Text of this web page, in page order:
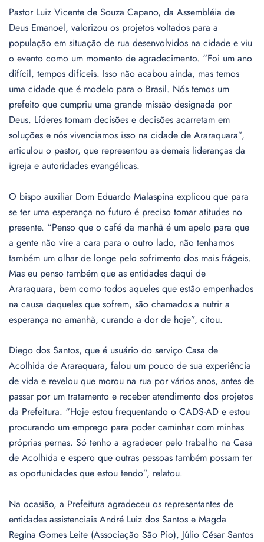
Pastor Luiz Vicente de Souza Capano, da Assembléia de
Deus Emanoel, valorizou os projetos voltados para a
população em situação de rua desenvolvidos na cidade e viu
o evento como um momento de agradecimento. “Foi um ano
difícil, tempos difíceis. Isso não acabou ainda, mas temos
uma cidade que é modelo para o Brasil. Nós temos um
prefeito que cumpriu uma grande missão designada por
Deus. Líderes tomam decisões e decisões acarretam em
soluções e nós vivenciamos isso na cidade de Araraquara”,
articulou o pastor, que representou as demais lideranças da
igreja e autoridades evangélicas.
O bispo auxiliar Dom Eduardo Malaspina explicou que para
se ter uma esperança no futuro é preciso tomar atitudes no
presente. “Penso que o café da manhã é um apelo para que
a gente não vire a cara para o outro lado, não tenhamos
também um olhar de longe pelo sofrimento dos mais frágeis.
Mas eu penso também que as entidades daqui de
Araraquara, bem como todos aqueles que estão empenhados
na causa daqueles que sofrem, são chamados a nutrir a
esperança no amanhã, curando a dor de hoje”, citou.
Diego dos Santos, que é usuário do serviço Casa de
Acolhida de Araraquara, falou um pouco de sua experiência
de vida e revelou que morou na rua por vários anos, antes de
passar por um tratamento e receber atendimento dos projetos
da Prefeitura. “Hoje estou frequentando o CADS-AD e estou
procurando um emprego para poder caminhar com minhas
próprias pernas. Só tenho a agradecer pelo trabalho na Casa
de Acolhida e espero que outras pessoas também possam ter
as oportunidades que estou tendo”, relatou.
Na ocasião, a Prefeitura agradeceu os representantes de
entidades assistenciais André Luiz dos Santos e Magda
Regina Gomes Leite (Associação São Pio), Júlio César Santos